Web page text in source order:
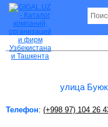
улица Буюк Ипак
6
улица
Телефон: (+998 97) 104 26